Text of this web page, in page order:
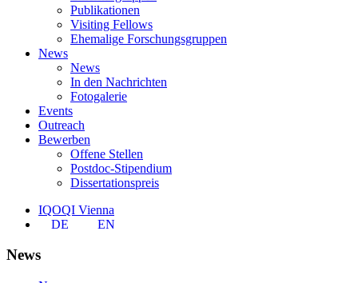
Publikationen
Visiting Fellows
Ehemalige Forschungsgruppen
News
News
In den Nachrichten
Fotogalerie
Events
Outreach
Bewerben
Offene Stellen
Postdoc-Stipendium
Dissertationspreis
IQOQI Vienna
DE
EN
News